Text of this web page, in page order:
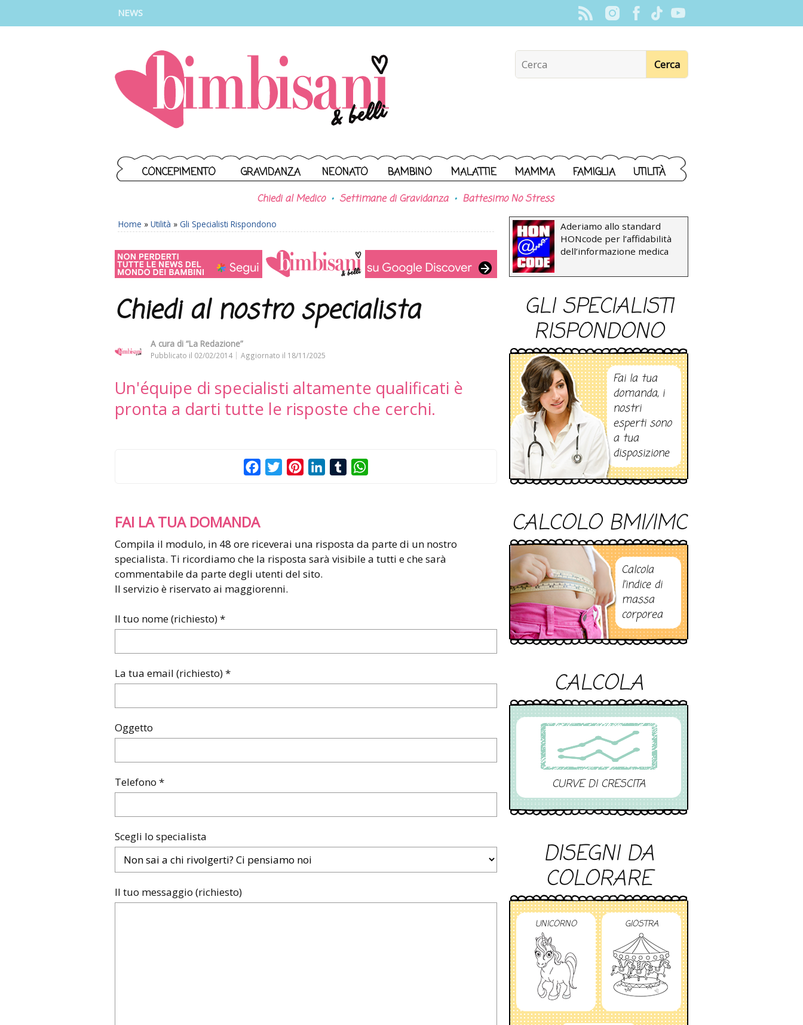
NEWS
CONCEPIMENTO GRAVIDANZA NEONATO BAMBINO MALATTIE MAMMA FAMIGLIA UTILITÀ
Chiedi al Medico Settimane di Gravidanza Battesimo No Stress
Home » Utilità » Gli Specialisti Rispondono
Chiedi al nostro specialista
A cura di “La Redazione”
Pubblicato il 02/02/2014 Aggiornato il 18/11/2025
Un'équipe di specialisti altamente qualificati è
pronta a darti tutte le risposte che cerchi.
FacebookTwitterPinterestLinkedInTumblr
FAI LA TUA DOMANDA
Compila il modulo, in 48 ore riceverai una risposta da parte di un nostro
specialista. Ti ricordiamo che la risposta sarà visibile a tutti e che sarà
commentabile da parte degli utenti del sito.
Il servizio è riservato ai maggiorenni.
Il tuo nome (richiesto) *
La tua email (richiesto) *
Oggetto
Telefono *
Scegli lo specialista
Il tuo messaggio (richiesto)
Aderiamo allo standard
HONcode per l’affidabilità
dell’informazione medica
GLI SPECIALISTI
RISPONDONO
Fai la tua
domanda, i
nostri
esperti sono
a tua
disposizione
CALCOLO BMI/IMC
Calcola
l’indice di
massa
corporea
CALCOLA
CURVE DI CRESCITA
DISEGNI DA
COLORARE
UNICORNO GIOSTRA